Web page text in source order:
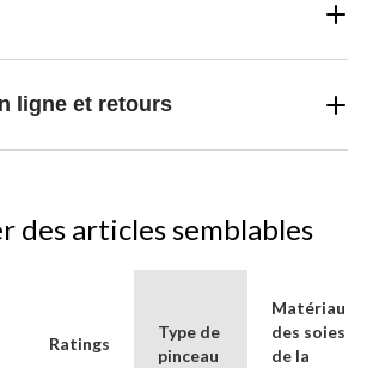
ligne et retours
des articles semblables
Ratings
Type de
pinceau
Matériau
des soies
de la